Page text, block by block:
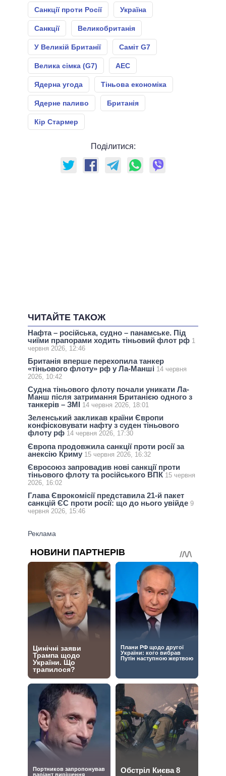
Санкції проти Росії Україна
Санкції Великобританія
У Великій Британії Саміт G7
Велика сімка (G7) АЕС
Ядерна угода Тіньова економіка
Ядерне паливо Британія
Кір Стармер
Поділитися:
ЧИТАЙТЕ ТАКОЖ
Нафта – російська, судно – панамське. Під
чиїми прапорами ходить тіньовий флот рф 1
червня 2026, 12:46
Британія вперше перехопила танкер
«тіньового флоту» рф у Ла-Манші 14 червня
2026, 10:42
Судна тіньового флоту почали уникати Ла-
Манш після затримання Британією одного з
танкерів – ЗМІ 14 червня 2026, 18:01
Зеленський закликав країни Європи
конфісковувати нафту з суден тіньового
флоту рф 14 червня 2026, 17:30
Європа продовжила санкції проти росії за
анексію Криму 15 червня 2026, 16:32
Євросоюз запровадив нові санкції проти
тіньового флоту та російського ВПК 15 червня
2026, 16:02
Глава Єврокомісії представила 21-й пакет
санкцій ЄС проти росії: що до нього увійде 9
червня 2026, 15:46